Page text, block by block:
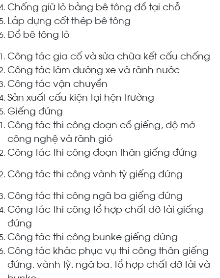
Chống giữ lò bằng bê tông đổ tại chỗ
Lắp dựng cốt thép bê tông
Đổ bê tông lò
Công tác gia cố và sửa chữa kết cấu chống
Công tác làm đường xe và rãnh nước
Công tác vận chuyển
Sản xuất cấu kiện tại hện trường
Giếng đứng
Công tác thi công đoạn cổ giếng, độ mở
công nghệ và rãnh gió
Công tác thi công đoạn thân giếng đứng
Công tác thi công vành tỳ giếng đứng
Công tác thi công ngã ba giếng đứng
Công tác thi công tổ hợp chất dỡ tải giếng
đứng
Công tác thi công bunke giếng đứng
Công tác khác phục vụ thi công thân giếng
đứng, vành tỳ, ngã ba, tổ hợp chất dỡ tải và